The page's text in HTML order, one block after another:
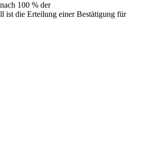
100 % der
ist die Erteilung einer Bestätigung für